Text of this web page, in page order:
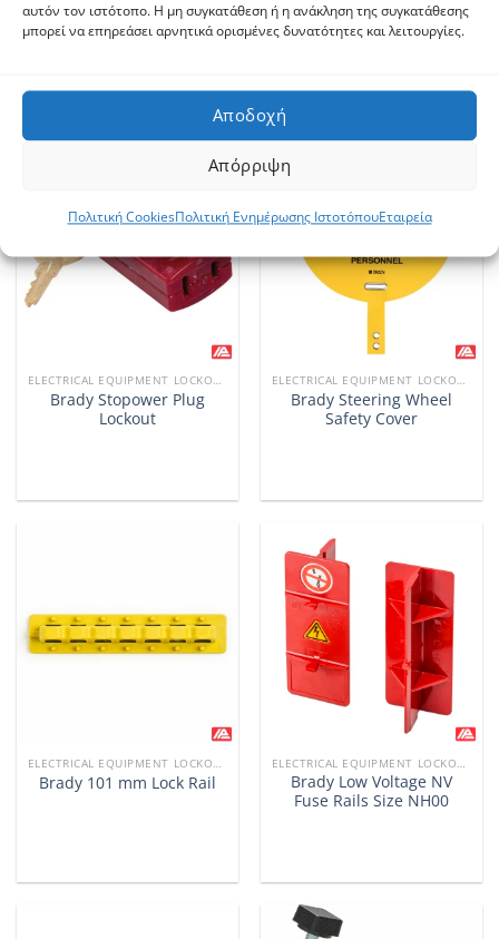
αυτόν τον ιστότοπο. Η μη συγκατάθεση ή η ανάκληση της συγκατάθεσης
μπορεί να επηρεάσει αρνητικά ορισμένες δυνατότητες και λειτουργίες.
Αποδοχή
Απόρριψη
Πολιτική CookiesΠολιτική Ενημέρωσης ΙστοτόπουΕταιρεία
Brady Industry –
Insulation Plugs DIII
Brady Fuse Blockout
Devices
ELECTRICAL EQUIPMENT LOCKOUTS
Brady Stopower Plug
Lockout
ELECTRICAL EQUIPMENT LOCKOUTS
Brady Steering Wheel
Safety Cover
Brady 101 mm Lock Rail
Brady Low Voltage NV
Fuse Rails Size NH00